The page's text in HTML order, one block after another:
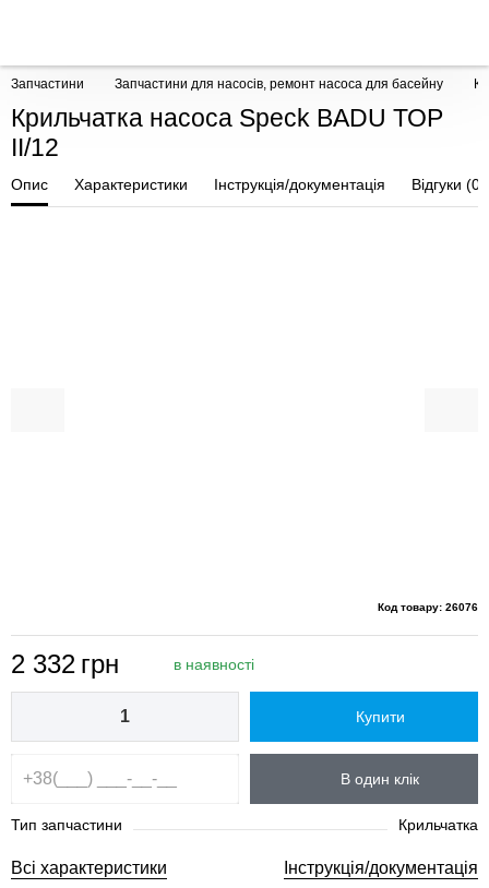
Запчастини Запчастини для насосів, ремонт насоса для басейну
Крильчатка насоса Speck BADU ТОР
ІІ/12
Опис Характеристики Інструкція/документація Відгуки (0)
Код товару: 26076
2 332 грн в наявності
Купити
В один клік
Тип запчастини Крильчатка
Всі характеристики Інструкція/документація